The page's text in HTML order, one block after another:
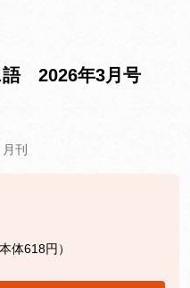
語 2026年3月号
刊
体618円）